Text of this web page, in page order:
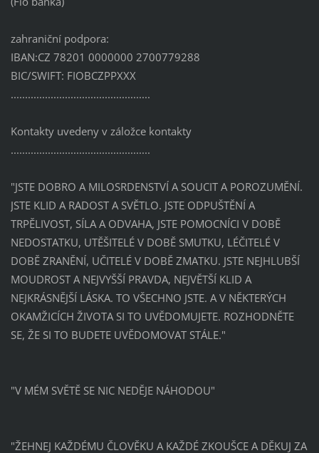
zahraniční podpora:
IBAN:CZ 78201 0000000 2700779288
BIC/SWIFT: FIOBCZPPXXX
.................................................
Kontakty uvedeny v záložce kontakty
.................................................
"JSTE DOBRO A MILOSRDENSTVÍ A SOUCIT A POROZUMĚNÍ.
JSTE KLID A RADOST A SVĚTLO. JSTE ODPUŠTĚNÍ A
TRPĚLIVOST, SÍLA A ODVAHA, JSTE POMOCNÍCI V DOBĚ
NEDOSTATKU, UTĚŠITELÉ V DOBĚ SMUTKU, LÉČITELÉ V
DOBĚ ZRANĚNÍ, UČITELÉ V DOBĚ ZMATKU. JSTE NEJHLUBŠÍ
MOUDROST A NEJVYŠŠÍ PRAVDA, NEJVĚTŠÍ KLID A
NEJKRÁSNĚJŠÍ LÁSKA. TO VŠECHNO JSTE. A V NĚKTERÝCH
OKAMŽICÍCH ŽIVOTA SI TO UVĚDOMUJETE. ROZHODNĚTE
SE, ŽE SI TO BUDETE UVĚDOMOVAT STÁLE."
"V MÉM SVĚTĚ SE NIC NEDĚJE NÁHODOU"
"ŽEHNEJ KAŽDÉMU ČLOVĚKU A KAŽDÉ ZKOUŠCE A DĚKUJ ZA